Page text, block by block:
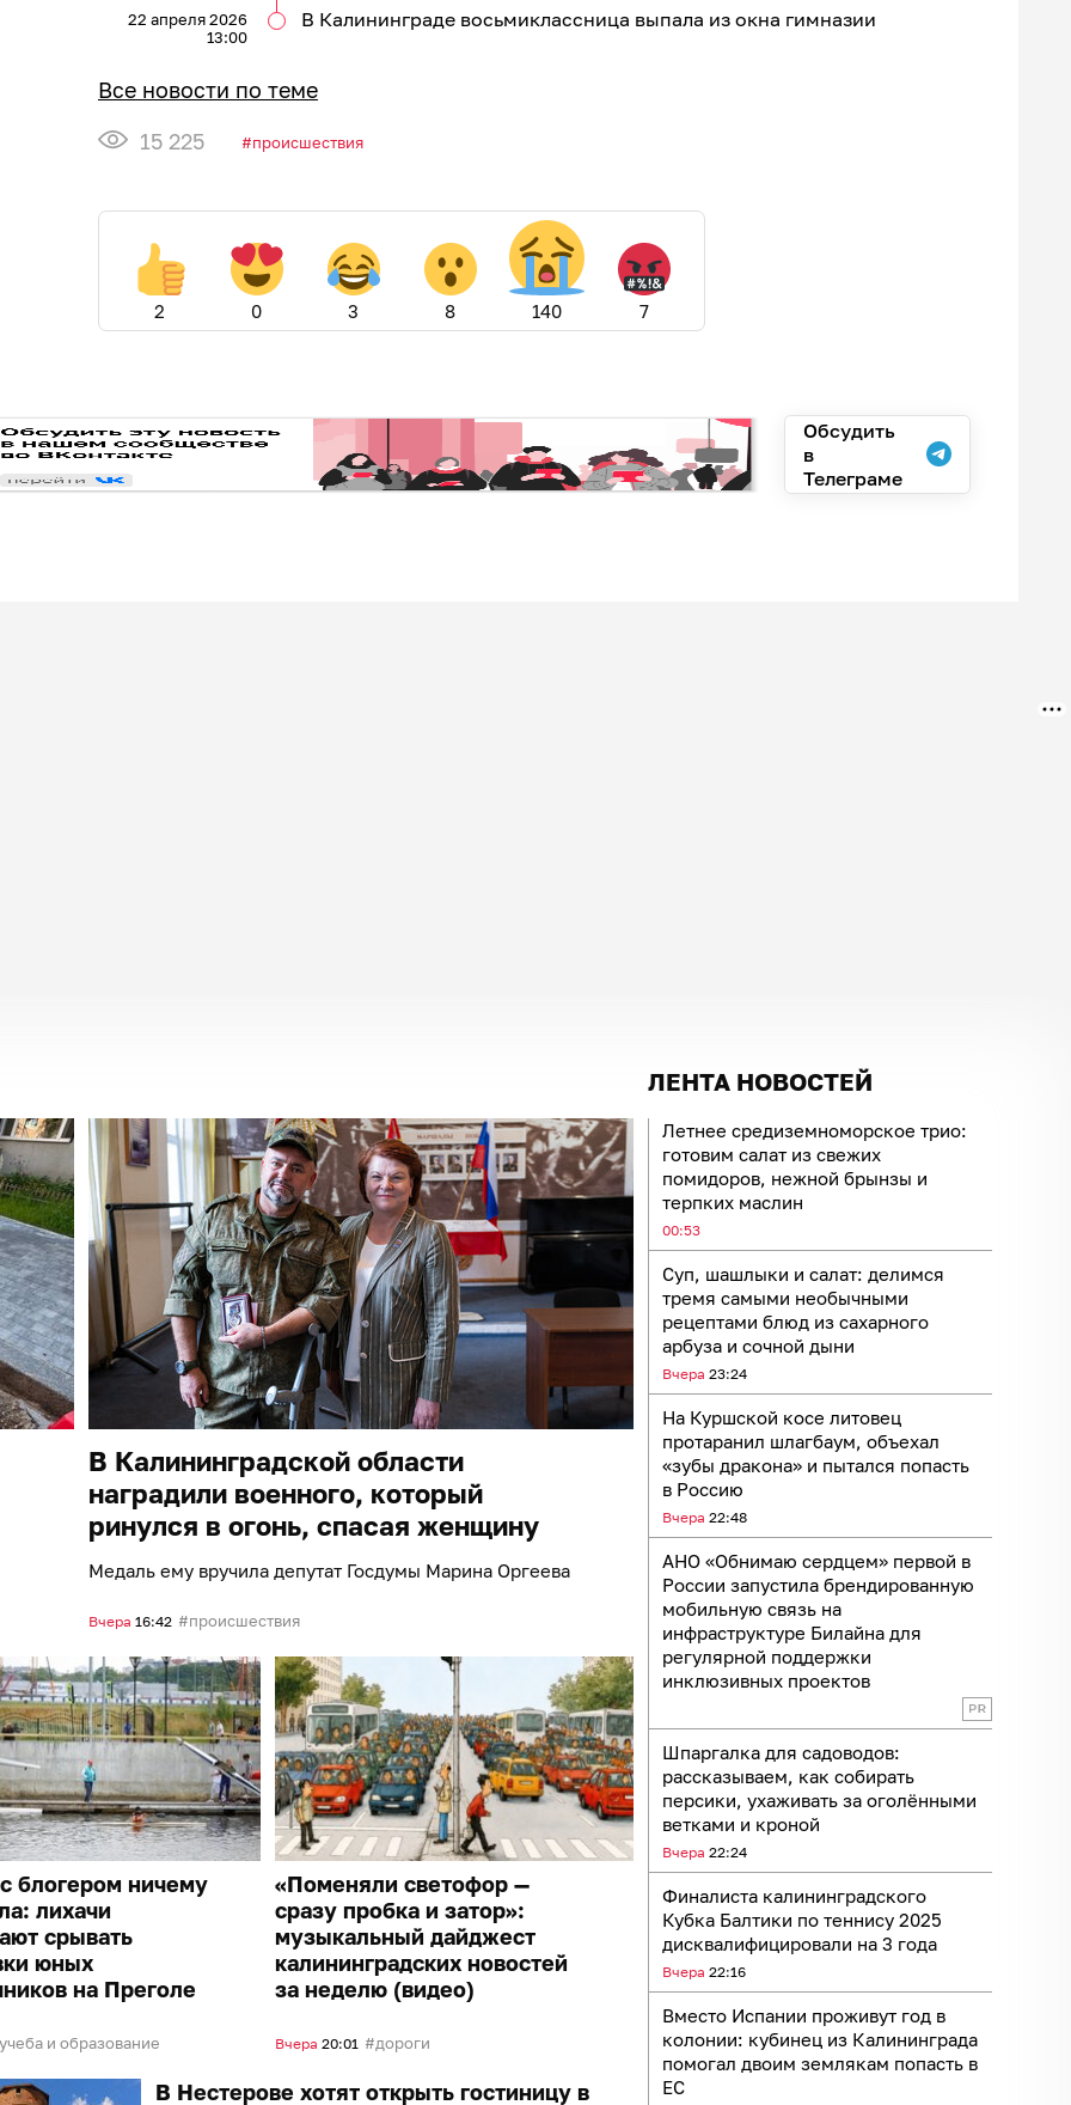
В Калининграде восьмиклассница выпала из окна гимназии
22 апреля 2026
13:00
Все новости по теме
15 225
происшествия
2 0 3 8 140 7
Обсудить
в
Телеграме
ЛЕНТА НОВОСТЕЙ
Летнее средиземноморское трио:
готовим салат из свежих
помидоров, нежной брынзы и
терпких маслин
00:53
Суп, шашлыки и салат: делимся
тремя самыми необычными
рецептами блюд из сахарного
арбуза и сочной дыни
Вчера 23:24
На Куршской косе литовец
протаранил шлагбаум, объехал
«зубы дракона» и пытался попасть
в Россию
Вчера 22:48
АНО «Обнимаю сердцем» первой в
России запустила брендированную
мобильную связь на
инфраструктуре Билайна для
регулярной поддержки
инклюзивных проектов
Шпаргалка для садоводов:
рассказываем, как собирать
персики, ухаживать за оголёнными
ветками и кроной
Вчера 22:24
Финалиста калининградского
Кубка Балтики по теннису 2025
дисквалифицировали на 3 года
Вчера 22:16
Вместо Испании проживут год в
колонии: кубинец из Калининграда
помогал двоим землякам попасть в
ЕС
В Калининградской области
наградили военного, который
ринулся в огонь, спасая женщину
Медаль ему вручила депутат Госдумы Марина Оргеева
Вчера 16:42 происшествия
блогером ничему
лихачи
срывать
юных
на Преголе
учеба и образование
«Поменяли светофор —
сразу пробка и затор»:
музыкальный дайджест
калининградских новостей
за неделю (видео)
Вчера 20:01 дороги
В Нестерове хотят открыть гостиницу в